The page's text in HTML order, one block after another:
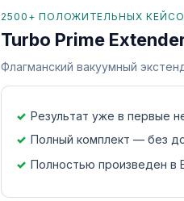
2500+ ПОЛОЖИТЕЛЬНЫХ
Turbo Prime
Флагманский вакуумный
Результат уже в первые
Полный комплект — без
Полностью произведен в